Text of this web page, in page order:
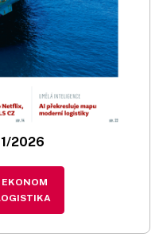
2026
EKONOM